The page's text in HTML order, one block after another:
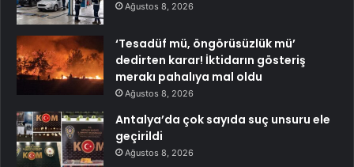
Ağustos 8, 2026
‘Tesadüf mü, öngörüsüzlük mü’
dedirten karar! İktidarın gösteriş
merakı pahalıya mal oldu
Ağustos 8, 2026
Antalya’da çok sayıda suç unsuru ele
geçirildi
Ağustos 8, 2026